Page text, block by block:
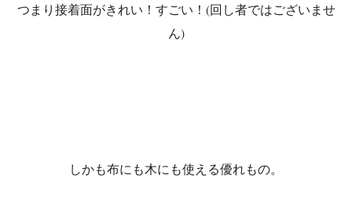
つまり接着面がきれい！すごい！(回し者ではございませ
ん)
しかも布にも木にも使える優れもの。